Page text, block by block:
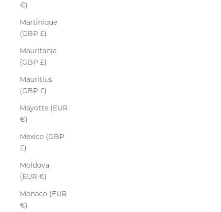
€)
Martinique
(GBP £)
Mauritania
(GBP £)
Mauritius
(GBP £)
Mayotte (EUR
€)
Mexico (GBP
£)
Moldova
(EUR €)
Monaco (EUR
€)